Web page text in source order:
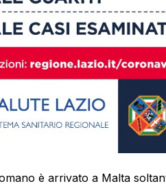
è arrivato a Malta